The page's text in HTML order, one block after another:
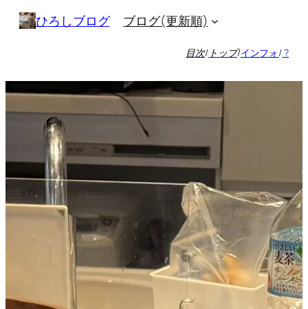
キ
ッ
プ
ひろしブログ ブログ(更新順)
目次/ トップ/インフォ/?